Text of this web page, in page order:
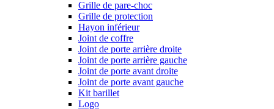
Grille de pare-choc
Grille de protection
Hayon inférieur
Joint de coffre
Joint de porte arrière droite
Joint de porte arrière gauche
Joint de porte avant droite
Joint de porte avant gauche
Kit barillet
Logo